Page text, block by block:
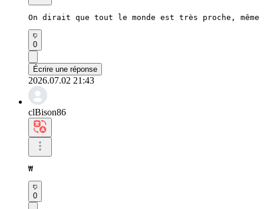
On dirait que tout le monde est très proche,
0
Écrire une réponse
2026.07.02 21:43
clBison86
₩
0